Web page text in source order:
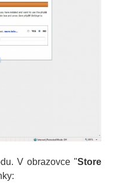
V obrazovce "Store